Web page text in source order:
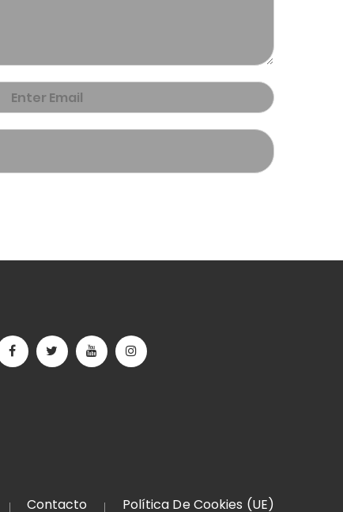
Contacto Política De Cookies (UE)